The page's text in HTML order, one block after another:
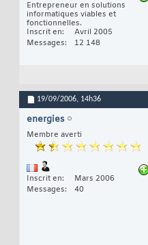
Entrepreneur en solutions
informatiques viables et
fonctionnelles.
Inscrit en
Avril 2005
Messages
12 148
19/09/2006, 14h36
energies
Membre averti
Inscrit en
Mars 2006
Messages
40